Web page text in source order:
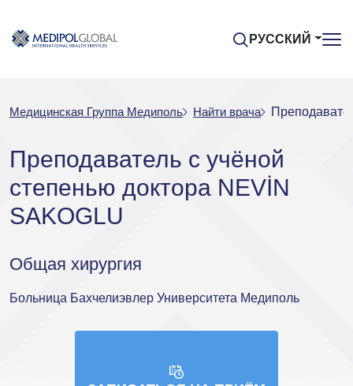
РУССКИЙ
Медицинская Группа Медиполь Найти врача
Преподаватель с учёной
степенью доктора NEVİN
SAKOGLU
Общая хирургия
Больница Бахчелиэвлер Университета Медиполь